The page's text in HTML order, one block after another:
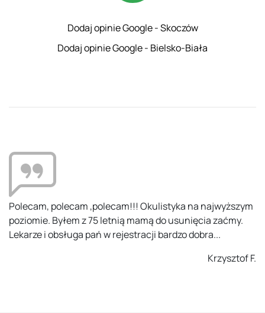
Dodaj opinie Google - Skoczów
Dodaj opinie Google - Bielsko-Biała
,polecam!!! Okulistyka na najwyższym
z 75 letnią mamą do usunięcia zaćmy.
pań w rejestracji bardzo dobra...
przy